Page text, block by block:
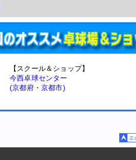
【スクール＆ショップ】
今西卓球センター
(京都府・京都市)